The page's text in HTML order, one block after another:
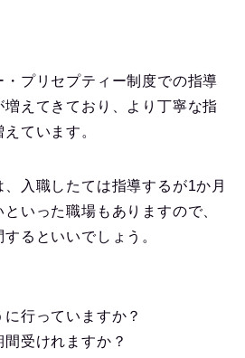
プリセプティー制度での指導
増えてきており、より丁寧な指
ています。
入職したては指導するが1か月
いった職場もありますので、
るといいでしょう。
に行っていますか？
間受けれますか？